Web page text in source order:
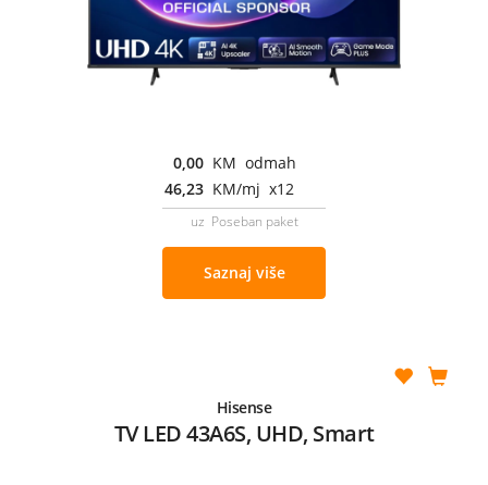
0,00 KM odmah
46,23 KM/mj x12
uz Poseban paket
Saznaj više
Hisense
TV LED 43A6S, UHD, Smart